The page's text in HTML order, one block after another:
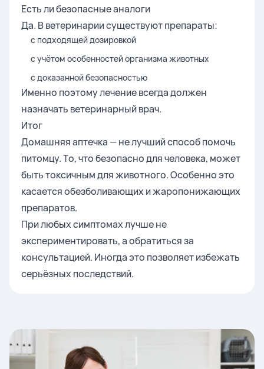
Есть ли безопасные аналоги
Да. В ветеринарии существуют препараты:
с подходящей дозировкой
с учётом особенностей организма животных
с доказанной безопасностью
Именно поэтому лечение всегда должен
назначать ветеринарный врач.
Итог
Домашняя аптечка — не лучший способ помочь
питомцу. То, что безопасно для человека, может
быть токсичным для животного. Особенно это
касается обезболивающих и жаропонижающих
препаратов.
При любых симптомах лучше не
экспериментировать, а обратиться за
консультацией. Иногда это позволяет избежать
серьёзных последствий.